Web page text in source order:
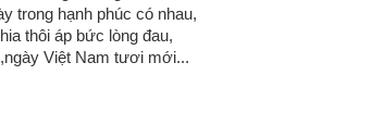
trong hạnh phúc có nhau,
thôi áp bức lòng đau,
Việt Nam tươi mới...